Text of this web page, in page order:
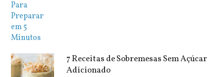
7 Receitas de Sobremesas Sem Açúcar
Adicionado